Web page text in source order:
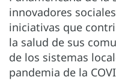
innovadores
iniciativas que
la salud de sus
de los sistemas
pandemia de la